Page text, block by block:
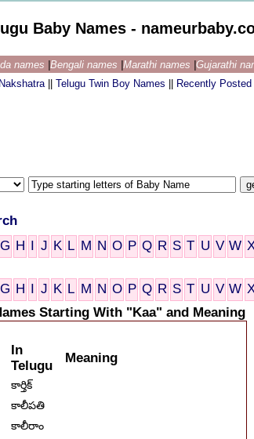
Baby Names -
names Bengali names Marathi names Gujarathi
Telugu Twin Boy Names Recently Posted
G H I J K L M N O P Q R S T U V W
G H I J K L M N O P Q R S T U V W
Starting With "Kaa" and Meaning
In
Telugu
Meaning
కార్తిక్
కాలీపతి
కాలీరాం